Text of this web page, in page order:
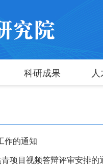
科研成果
作的通知
项目视频答辩评审安排的